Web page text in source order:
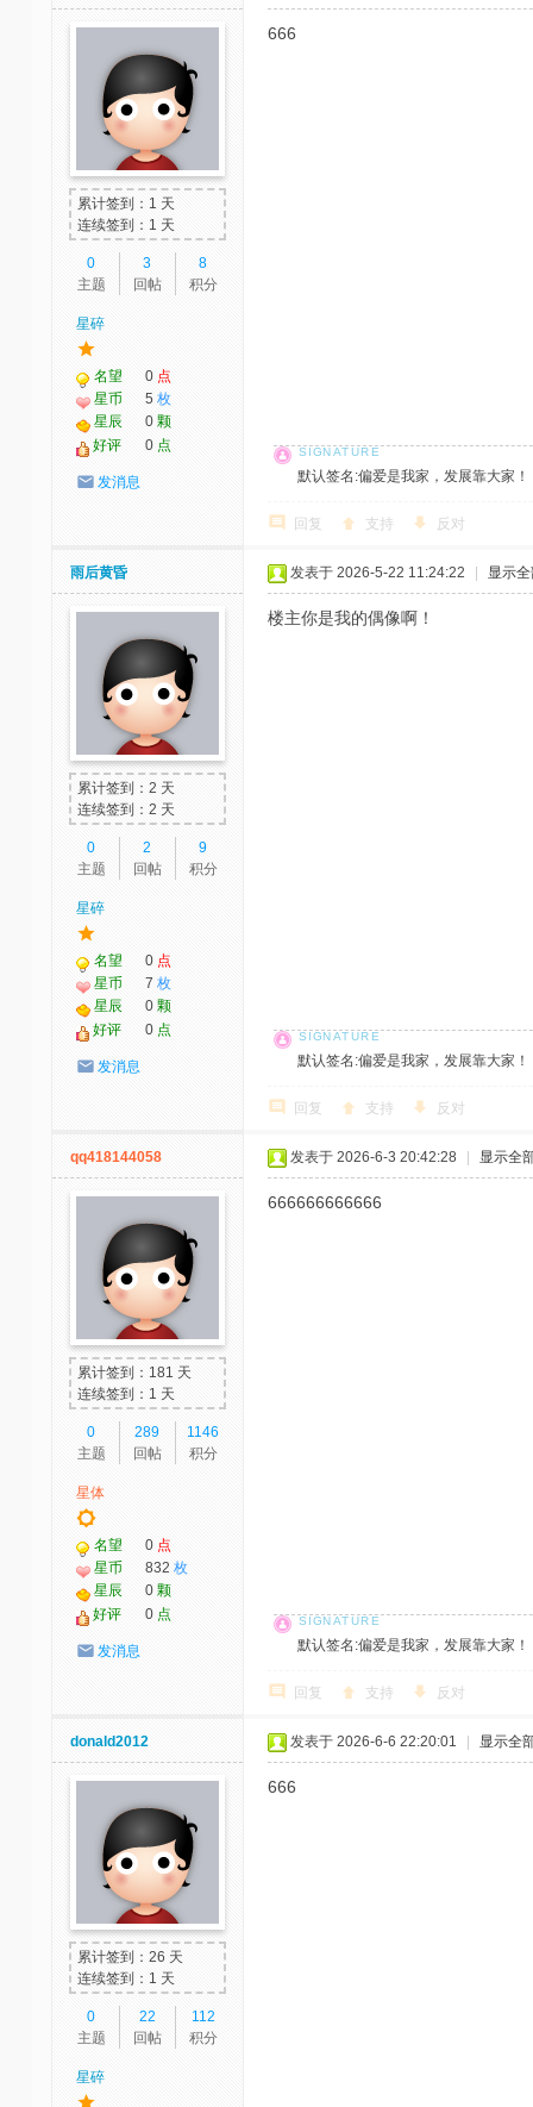
累计签到：1 天
连续签到：1 天
0
主题
3
回帖
8
积分
星碎
名望 0 点
星币
5 枚
星辰
0 颗
好评
0 点
发消息
666
默认签名:偏爱是我家，发展靠大家
回复 支持 反对
雨后黄昏
累计签到：2 天
连续签到：2 天
0
主题
2
回帖
9
积分
星碎
名望 0 点
星币
7 枚
星辰
0 颗
好评
0 点
发消息
发表于 2026-5-22 11:24:22 显示
楼主你是我的偶像啊！
默认签名:偏爱是我家，发展靠大家
回复 支持 反对
qq418144058
累计签到：181 天
连续签到：1 天
0
主题
289
回帖
1146
积分
星体
名望 0 点
星币
832 枚
星辰
0 颗
好评
0 点
发消息
发表于 2026-6-3 20:42:28 显示全
666666666666
默认签名:偏爱是我家，发展靠大家
回复 支持 反对
donald2012
累计签到：26 天
连续签到：1 天
0
主题
22
回帖
112
积分
星碎
发表于 2026-6-6 22:20:01 显示全
666